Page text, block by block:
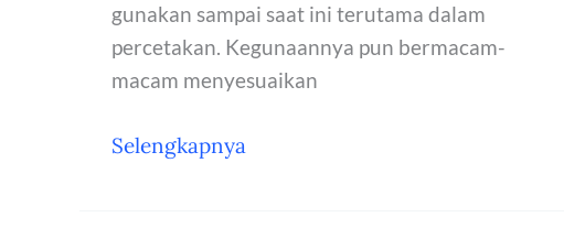
gunakan sampai saat ini terutama dalam
percetakan. Kegunaannya pun bermacam-
macam menyesuaikan
Ukuran
Selengkapnya